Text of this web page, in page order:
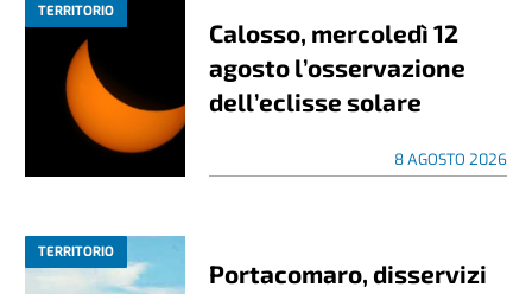
TERRITORIO
Calosso, mercoledì 12
agosto l’osservazione
dell’eclisse solare
8 AGOSTO 2026
TERRITORIO
Portacomaro, disservizi